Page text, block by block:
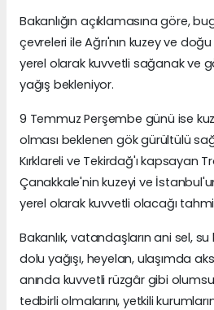
Bakanlığın açıklamasına göre,
çevreleri ile Ağrı'nın kuzey ve
yerel olarak kuvvetli sağanak ve
yağış bekleniyor.
9 Temmuz Perşembe günü ise
olması beklenen gök gürültülü
Kırklareli ve Tekirdağ'ı kapsayan
Çanakkale'nin kuzeyi ve
yerel olarak kuvvetli olacağı
Bakanlık, vatandaşların ani sel, su
dolu yağışı, heyelan, ulaşımda
anında kuvvetli rüzgâr gibi
tedbirli olmalarını, yetkili